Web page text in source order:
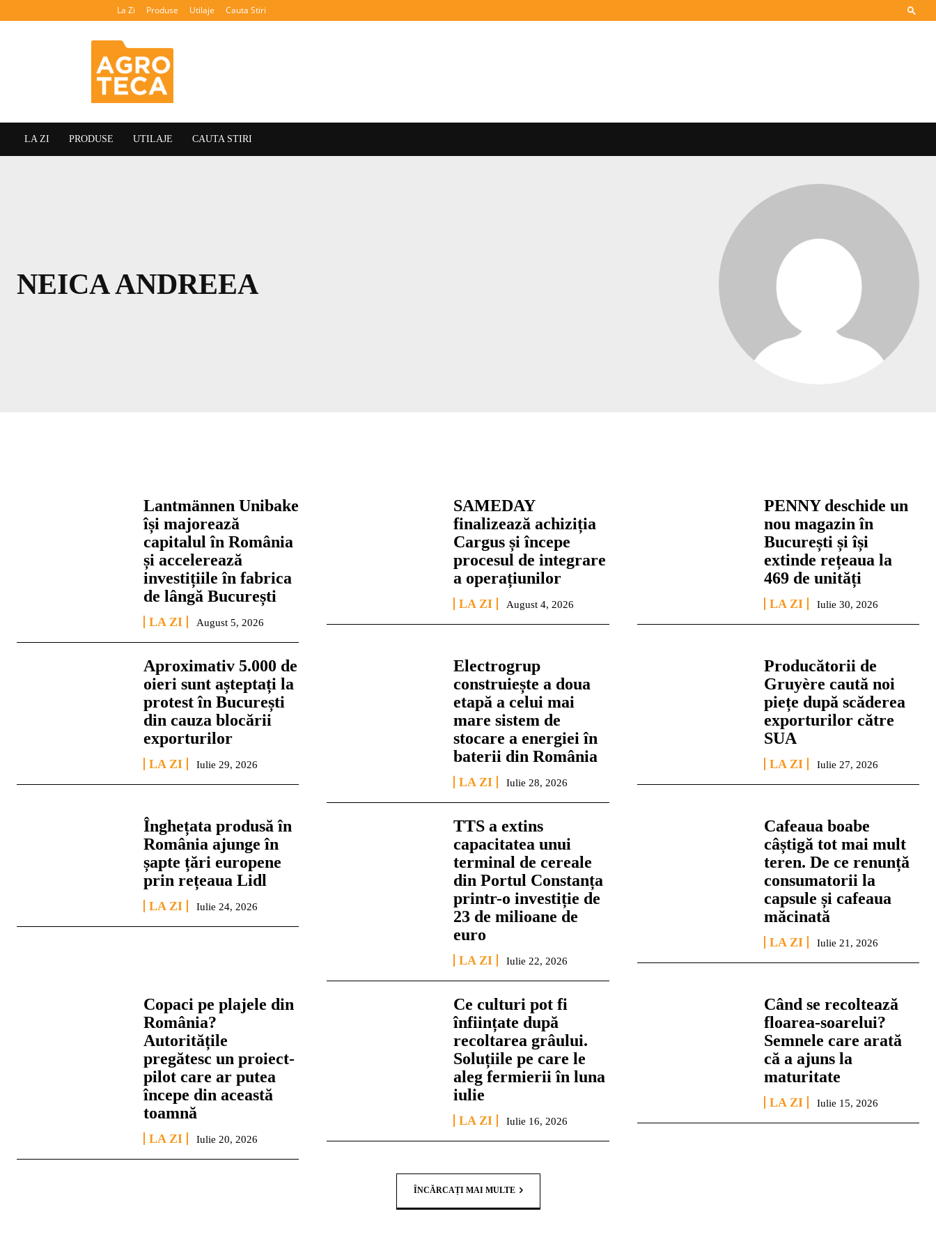
La Zi Produse Utilaje Cauta Stiri
LA ZI PRODUSE UTILAJE CAUTA STIRI
NEICA ANDREEA
Lantmännen Unibake
își majorează
capitalul în România
și accelerează
investițiile în fabrica
de lângă București
LA ZI August 5, 2026
SAMEDAY
finalizează achiziția
Cargus și începe
procesul de integrare
a operațiunilor
LA ZI August 4, 2026
PENNY deschide un
nou magazin în
București și își
extinde rețeaua la
469 de unități
LA ZI Iulie 30, 2026
Aproximativ 5.000 de
oieri sunt așteptați la
protest în București
din cauza blocării
exporturilor
LA ZI Iulie 29, 2026
Electrogrup
construiește a doua
etapă a celui mai
mare sistem de
stocare a energiei în
baterii din România
LA ZI Iulie 28, 2026
Producătorii de
Gruyère caută noi
piețe după scăderea
exporturilor către
SUA
LA ZI Iulie 27, 2026
Înghețata produsă în
România ajunge în
șapte țări europene
prin rețeaua Lidl
LA ZI Iulie 24, 2026
TTS a extins
capacitatea unui
terminal de cereale
din Portul Constanța
printr-o investiție de
23 de milioane de
euro
LA ZI Iulie 22, 2026
Cafeaua boabe
câștigă tot mai mult
teren. De ce renunță
consumatorii la
capsule și cafeaua
măcinată
LA ZI Iulie 21, 2026
Copaci pe plajele din
România?
Autoritățile
pregătesc un proiect-
pilot care ar putea
începe din această
toamnă
LA ZI Iulie 20, 2026
Ce culturi pot fi
înființate după
recoltarea grâului.
Soluțiile pe care le
aleg fermierii în luna
iulie
LA ZI Iulie 16, 2026
Când se recoltează
floarea-soarelui?
Semnele care arată
că a ajuns la
maturitate
LA ZI Iulie 15, 2026
ÎNCĂRCAȚI MAI MULTE